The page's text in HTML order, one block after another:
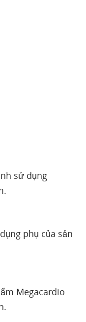
sử dụng
phụ của sản
Megacardio